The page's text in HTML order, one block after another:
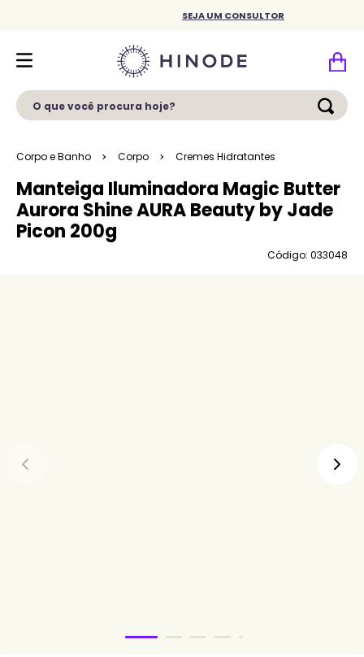
SEJA UM CONSULTOR
O que você procura hoje?
Corpo e Banho Corpo Cremes Hidratantes
Manteiga Iluminadora Magic Butter
Aurora Shine AURA Beauty by Jade
Picon 200g
Código: 033048